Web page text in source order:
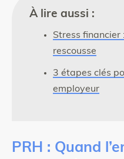
À lire aussi :
Stress financier
rescousse
3 étapes clés
employeur
PRH : Quand